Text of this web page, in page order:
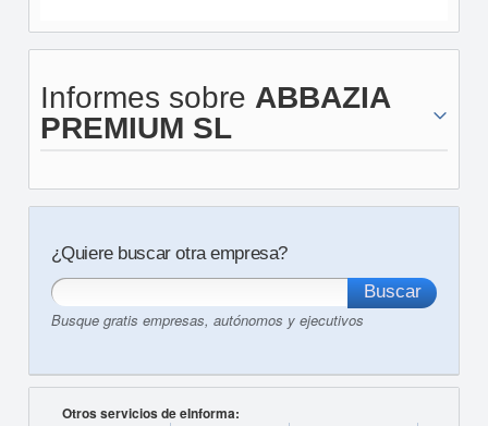
Informes sobre ABBAZIA
PREMIUM SL
¿Quiere buscar otra empresa?
Busque gratis empresas, autónomos y ejecutivos
Otros servicios de eInforma: